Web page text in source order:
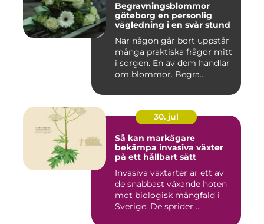
Begravningsblommor
göteborg en personlig
vägledning i en svår stund
När någon går bort uppstår
många praktiska frågor mitt
i sorgen. En av dem handlar
om blommor. Begra...
30. jul
Så kan markägare
bekämpa invasiva växter
på ett hållbart sätt
Invasiva växtarter är ett av
de snabbast växande hoten
mot biologisk mångfald i
Sverige. De sprider ...